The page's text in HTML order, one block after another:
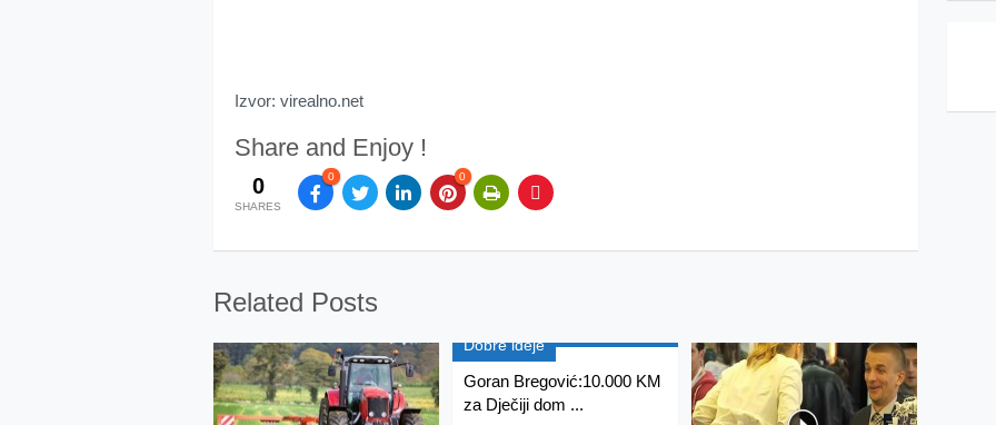
Izvor: virealno.net
Share and Enjoy !
0
SHARES
0 0
Related Posts
Dobre ideje
Goran Bregović:10.000 KM
za Dječiji dom ...